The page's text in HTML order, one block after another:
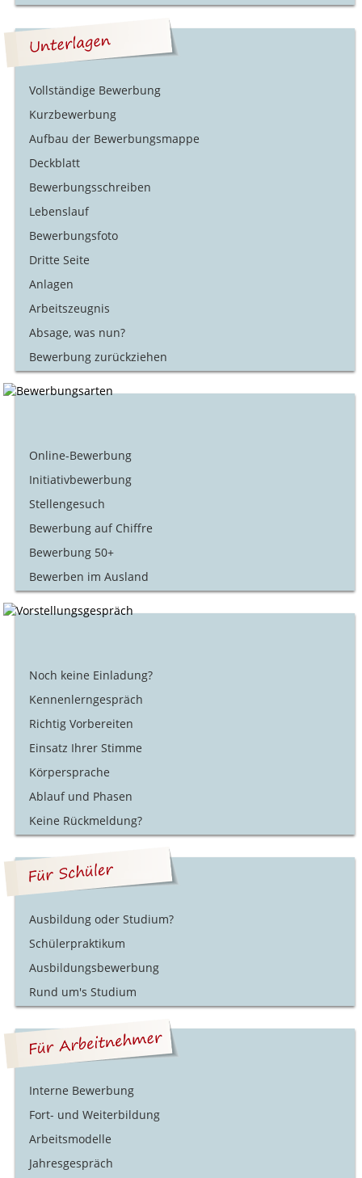
Vollständige Bewerbung
Kurzbewerbung
Aufbau der Bewerbungsmappe
Deckblatt
Bewerbungsschreiben
Lebenslauf
Bewerbungsfoto
Dritte Seite
Anlagen
Arbeitszeugnis
Absage, was nun?
Bewerbung zurückziehen
Online-Bewerbung
Initiativbewerbung
Stellengesuch
Bewerbung auf Chiffre
Bewerbung 50+
Bewerben im Ausland
Noch keine Einladung?
Kennenlerngespräch
Richtig Vorbereiten
Einsatz Ihrer Stimme
Körpersprache
Ablauf und Phasen
Keine Rückmeldung?
Ausbildung oder Studium?
Schülerpraktikum
Ausbildungsbewerbung
Rund um's Studium
Interne Bewerbung
Fort- und Weiterbildung
Arbeitsmodelle
Jahresgespräch